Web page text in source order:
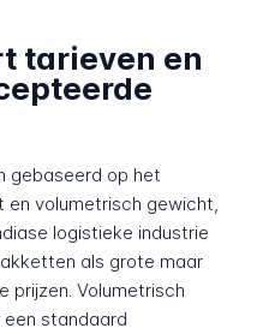
tarieven en
gebaseerd op het
en volumetrisch gewicht,
logistieke industrie
als grote maar
Volumetrisch
standaard